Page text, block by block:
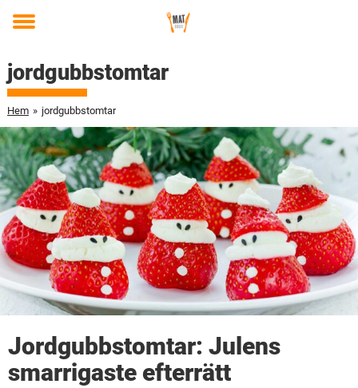
Toggle
jordgubbstomtar
Hem » jordgubbstomtar
Jordgubbstomtar: Julens
smarrigaste efterrätt